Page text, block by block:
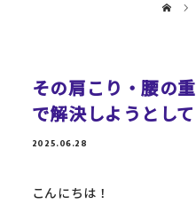
その肩こり・腰の
で解決しようとし
2025.06.28
こんにちは！